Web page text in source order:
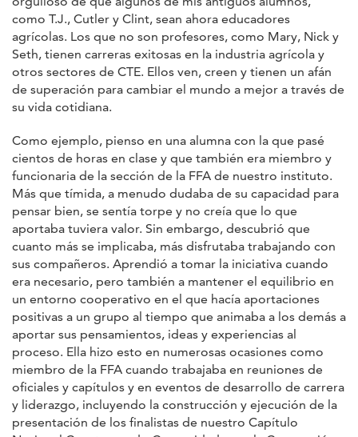
como T.J., Cutler y Clint, sean ahora educadores
agrícolas. Los que no son profesores, como Mary, Nick y
Seth, tienen carreras exitosas en la industria agrícola y
otros sectores de CTE. Ellos ven, creen y tienen un afán
de superación para cambiar el mundo a mejor a través de
su vida cotidiana.
Como ejemplo, pienso en una alumna con la que pasé
cientos de horas en clase y que también era miembro y
funcionaria de la sección de la FFA de nuestro instituto.
Más que tímida, a menudo dudaba de su capacidad para
pensar bien, se sentía torpe y no creía que lo que
aportaba tuviera valor. Sin embargo, descubrió que
cuanto más se implicaba, más disfrutaba trabajando con
sus compañeros. Aprendió a tomar la iniciativa cuando
era necesario, pero también a mantener el equilibrio en
un entorno cooperativo en el que hacía aportaciones
positivas a un grupo al tiempo que animaba a los demás a
aportar sus pensamientos, ideas y experiencias al
proceso. Ella hizo esto en numerosas ocasiones como
miembro de la FFA cuando trabajaba en reuniones de
oficiales y capítulos y en eventos de desarrollo de carrera
y liderazgo, incluyendo la construcción y ejecución de la
presentación de los finalistas de nuestro Capítulo